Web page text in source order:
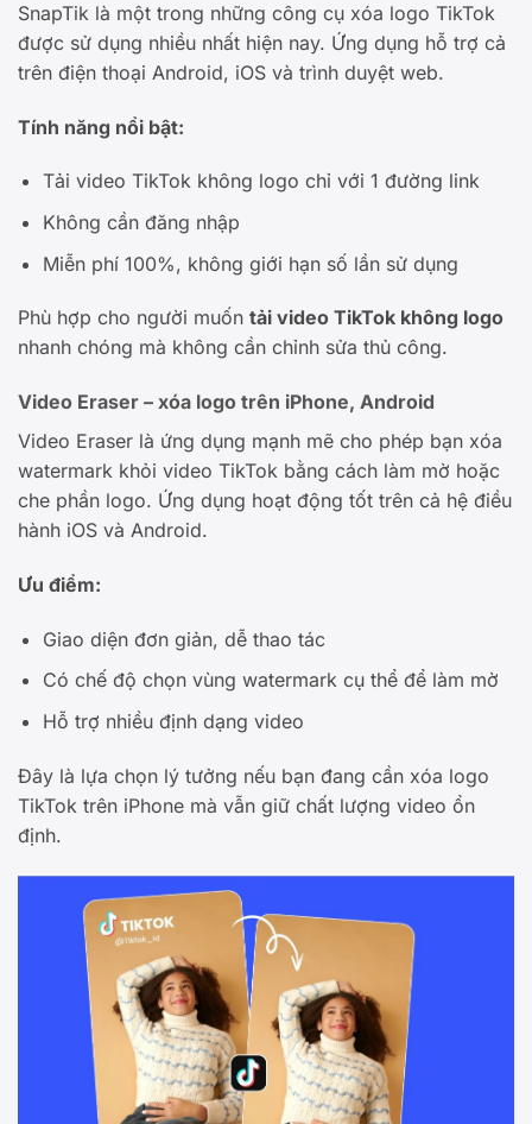
SnapTik là một trong những công cụ xóa logo TikTok
được sử dụng nhiều nhất hiện nay. Ứng dụng hỗ trợ cả
trên điện thoại Android, iOS và trình duyệt web.
Tính năng nổi bật:
Tải video TikTok không logo chỉ với 1 đường link
Không cần đăng nhập
Miễn phí 100%, không giới hạn số lần sử dụng
Phù hợp cho người muốn tải video TikTok không logo
nhanh chóng mà không cần chỉnh sửa thủ công.
Video Eraser – xóa logo trên iPhone, Android
Video Eraser là ứng dụng mạnh mẽ cho phép bạn xóa
watermark khỏi video TikTok bằng cách làm mờ hoặc
che phần logo. Ứng dụng hoạt động tốt trên cả hệ điều
hành iOS và Android.
Ưu điểm:
Giao diện đơn giản, dễ thao tác
Có chế độ chọn vùng watermark cụ thể để làm mờ
Hỗ trợ nhiều định dạng video
Đây là lựa chọn lý tưởng nếu bạn đang cần xóa logo
TikTok trên iPhone mà vẫn giữ chất lượng video ổn
định.